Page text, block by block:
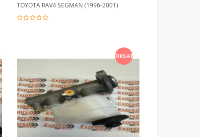
TOYOTA RAV4 SEGMAN (1996-2001)
FIRSAT